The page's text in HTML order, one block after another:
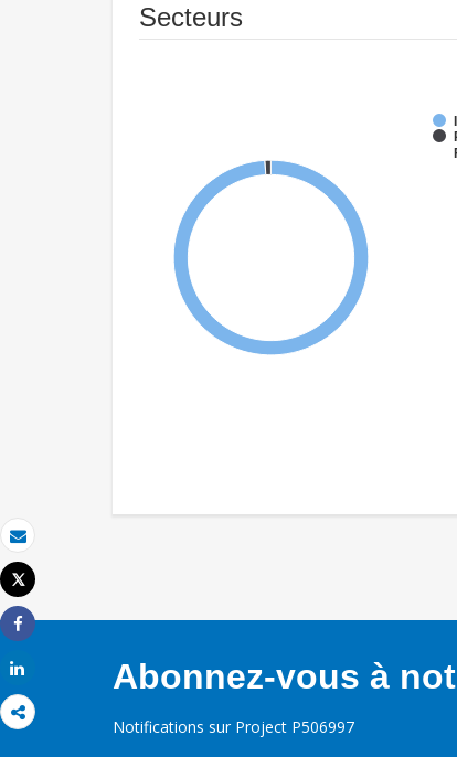
Email
Imprimer
Tweet
Share
Secteurs
Abonnez-vous à
Notifications sur Project P506997